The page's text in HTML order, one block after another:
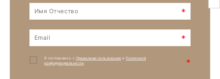
*
*
Я соглашаюсь с Правилами пользования иПолитикой
конфиденциальности
*